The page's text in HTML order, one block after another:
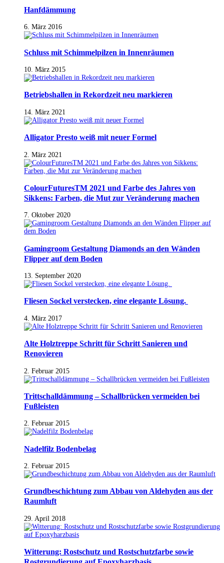
Hanfdämmung
6. März 2016
Schluss mit Schimmelpilzen in Innenräumen
10. März 2015
Betriebshallen in Rekordzeit neu markieren
14. März 2021
Alligator Presto weiß mit neuer Formel
2. März 2021
ColourFuturesTM 2021 und Farbe des Jahres von
Sikkens: Farben, die Mut zur Veränderung machen
7. Oktober 2020
Gamingroom Gestaltung Diamonds an den Wänden
Flipper auf dem Boden
13. September 2020
Fliesen Sockel verstecken, eine elegante Lösung.
4. März 2017
Alte Holztreppe Schritt für Schritt Sanieren und
Renovieren
2. Februar 2015
Trittschalldämmung – Schallbrücken vermeiden bei
Fußleisten
2. Februar 2015
Nadelfilz Bodenbelag
2. Februar 2015
Grundbeschichtung zum Abbau von Aldehyden aus der
Raumluft
29. April 2018
Witterung: Rostschutz und Rostschutzfarbe sowie